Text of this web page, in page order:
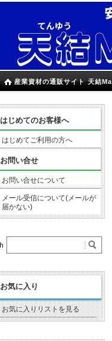
産業資材の通販サイト 天結
はじめてのお客様へ
はじめてご利用の方へ
お問い合せ
お問い合せについて
メール受信について(メールが
届かない)
お気に入り
お気に入りリストを見る